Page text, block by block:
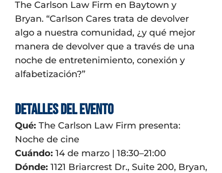
The Carlson Law Firm en Baytown y
Bryan. “Carlson Cares trata de devolver
algo a nuestra comunidad, ¿y qué mejor
manera de devolver que a través de una
noche de entretenimiento, conexión y
alfabetización?”
Detalles del evento
Qué: The Carlson Law Firm presenta:
Noche de cine
Cuándo: 14 de marzo | 18:30–21:00
Dónde: 1121 Briarcrest Dr., Suite 200, Bryan,